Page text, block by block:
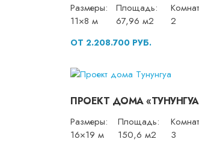
Размеры:
11×8 м
Площадь:
67,96 м2
2
ОТ 2.208.700 РУБ.
ПРОЕКТ ДОМА
Размеры:
16×19 м
Площадь:
150,6 м2
3